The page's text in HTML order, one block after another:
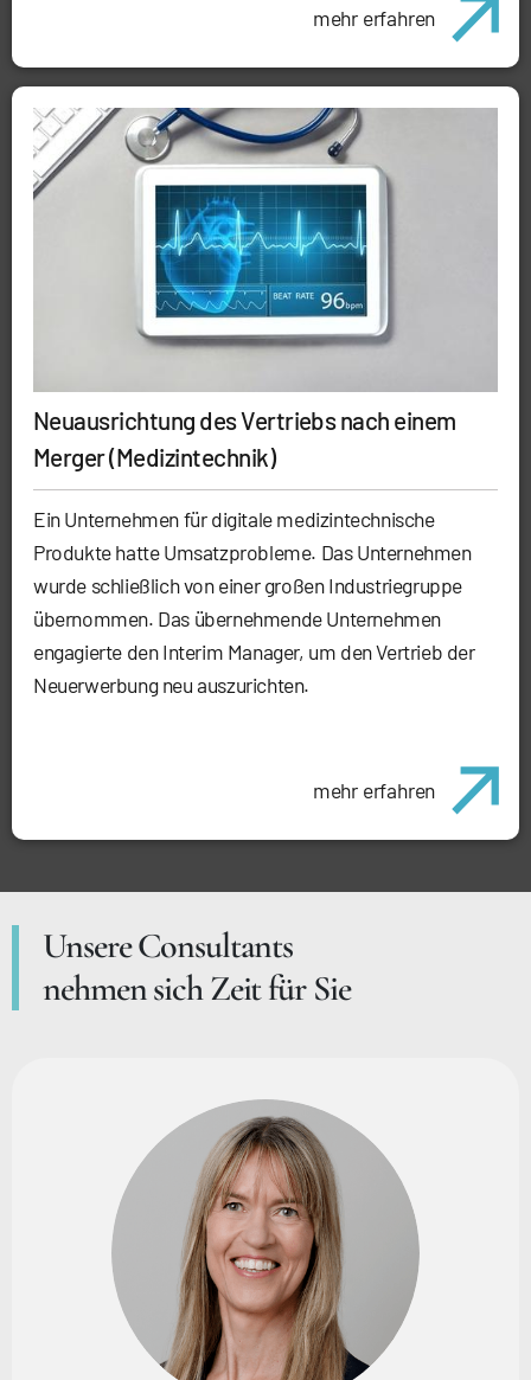
mehr erfahren
Neuausrichtung des Vertriebs nach einem
Merger (Medizintechnik)
Ein Unternehmen für digitale medizintechnische
Produkte hatte Umsatzprobleme. Das Unternehmen
wurde schließlich von einer großen Industriegruppe
übernommen. Das übernehmende Unternehmen
engagierte den Interim Manager, um den Vertrieb der
Neuerwerbung neu auszurichten.
mehr erfahren
Unsere Consultants
nehmen sich Zeit für Sie